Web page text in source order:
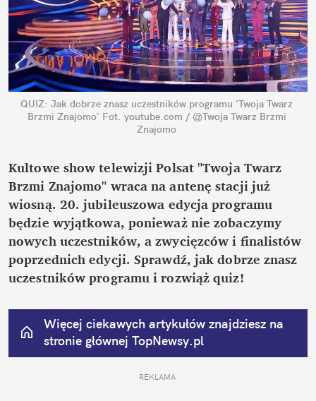
QUIZ: Jak dobrze znasz uczestników programu 'Twoja Twarz
Brzmi Znajomo' Fot. youtube.com / @Twoja Twarz Brzmi
Znajomo
Kultowe show telewizji Polsat "Twoja Twarz
Brzmi Znajomo" wraca na antenę stacji już
wiosną. 20. jubileuszowa edycja programu
będzie wyjątkowa, ponieważ nie zobaczymy
nowych uczestników, a zwycięzców i finalistów
poprzednich edycji. Sprawdź, jak dobrze znasz
uczestników programu i rozwiąż quiz!
Więcej ciekawych artykułów znajdziesz na
stronie głównej TopNewsy.pl
REKLAMA